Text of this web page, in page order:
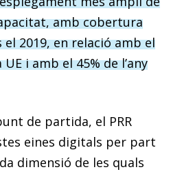
amb cobertura
2019, en relació amb el
i amb el 45% de l’any
de partida, el PRR
eines digitals per part
dimensió de les quals